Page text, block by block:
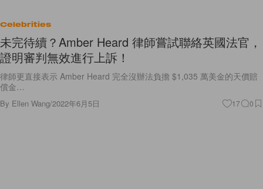
Celebrities
未完待續？Amber Heard 律師嘗試聯絡英國法官，
證明審判無效進行上訴！
律師更直接表示 Amber Heard 完全沒辦法負擔 $1,035 萬美金的天價賠
償金…
By Ellen Wang/2022年6月5日 17 0